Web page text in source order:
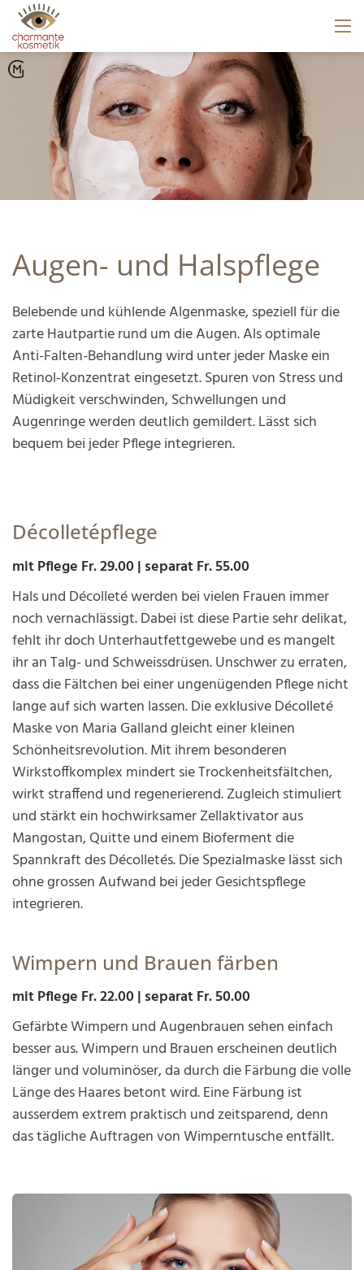
Augen- und Halspflege
Belebende und kühlende Algenmaske, speziell für die
zarte Hautpartie rund um die Augen. Als optimale
Anti-Falten-Behandlung wird unter jeder Maske ein
Retinol-Konzentrat eingesetzt. Spuren von Stress und
Müdigkeit verschwinden, Schwellungen und
Augenringe werden deutlich gemildert. Lässt sich
bequem bei jeder Pflege integrieren.
Décolletépflege
mit Pflege Fr. 29.00 | separat Fr. 55.00
Hals und Décolleté werden bei vielen Frauen immer
noch vernachlässigt. Dabei ist diese Partie sehr delikat,
fehlt ihr doch Unterhautfettgewebe und es mangelt
ihr an Talg- und Schweissdrüsen. Unschwer zu erraten,
dass die Fältchen bei einer ungenügenden Pflege nicht
lange auf sich warten lassen. Die exklusive Décolleté
Maske von Maria Galland gleicht einer kleinen
Schönheitsrevolution. Mit ihrem besonderen
Wirkstoffkomplex mindert sie Trockenheitsfältchen,
wirkt straffend und regenerierend. Zugleich stimuliert
und stärkt ein hochwirksamer Zellaktivator aus
Mangostan, Quitte und einem Bioferment die
Spannkraft des Décolletés. Die Spezialmaske lässt sich
ohne grossen Aufwand bei jeder Gesichtspflege
integrieren.
Wimpern und Brauen färben
mit Pflege Fr. 22.00 | separat Fr. 50.00
Gefärbte Wimpern und Augenbrauen sehen einfach
besser aus. Wimpern und Brauen erscheinen deutlich
länger und voluminöser, da durch die Färbung die volle
Länge des Haares betont wird. Eine Färbung ist
ausserdem extrem praktisch und zeitsparend, denn
das tägliche Auftragen von Wimperntusche entfällt.